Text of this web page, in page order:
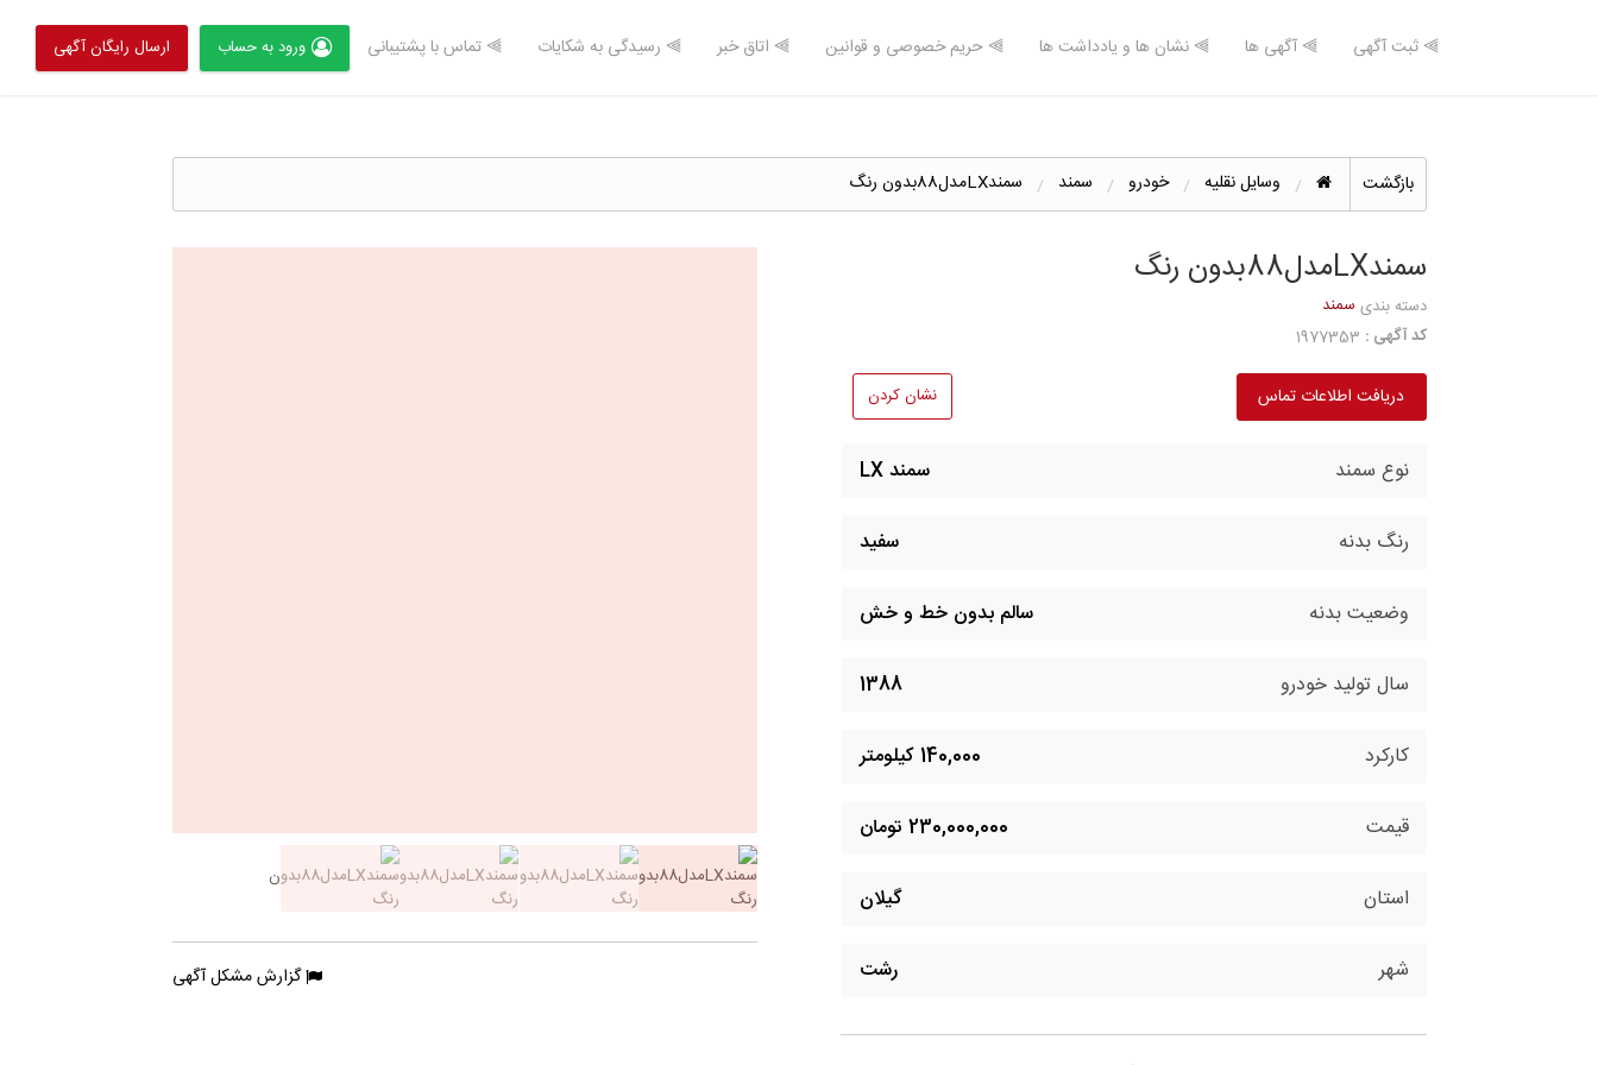
⫸ ثبت آگهی ⫸ آگهی ها ⫸ نشان ها و یادداشت ها ⫸ حریم خصوصی و قوانین ⫸ اتاق خبر ⫸ رسیدگی به شکایات ⫸ تماس با پشتیبانی ورود به حساب ارسال رایگان آگهی
بازگشت وسایل نقلیه خودرو سمند سمندLXمدل88بدون رنگ
سمندLXمدل88بدون رنگ
دسته بندی سمند
کد آگهی :
دریافت اطلاعات تماس نشان کردن
نوع سمند سمند LX
رنگ بدنه سفید
وضعیت بدنه سالم بدون خط و خش
سال تولید خودرو 1388
کارکرد 140,000 کیلومتر
قیمت 230,000,000 تومان
استان گیلان
شهر رشت گزارش مشکل آگهی